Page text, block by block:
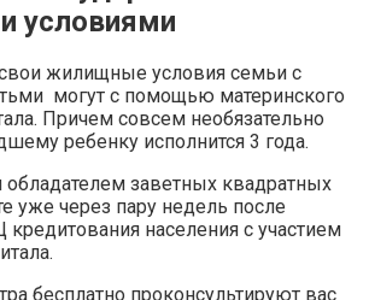
условиями
жилищные условия семьи с
могут с помощью материнского
Причем совсем необязательно
ребенку исполнится 3 года.
обладателем заветных квадратных
уже через пару недель после
населения с участием
бесплатно проконсультируют вас